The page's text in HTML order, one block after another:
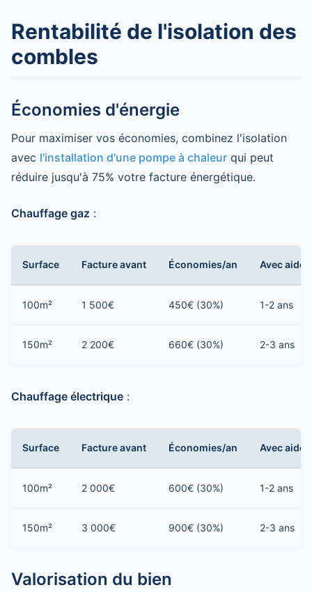
Rentabilité de l'isolation des
combles
Économies d'énergie
Pour maximiser vos économies, combinez l'isolation
avec l'installation d'une pompe à chaleur qui peut
réduire jusqu'à 75% votre facture énergétique.
Chauffage gaz :
Surface Facture avant Économies/an Avec
100m² 1 500€ 450€ (30%) 1-2 ans
150m² 2 200€ 660€ (30%) 2-3 ans
Chauffage électrique :
Surface Facture avant Économies/an Avec
100m² 2 000€ 600€ (30%) 1-2 ans
150m² 3 000€ 900€ (30%) 2-3 ans
Valorisation du bien